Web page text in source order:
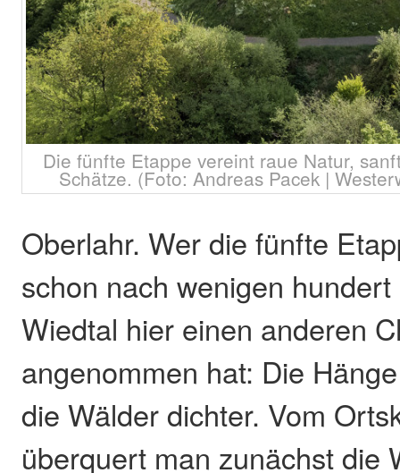
Die fünfte Etappe vereint raue Natur,
Schätze. (Foto: Andreas Pacek |
Oberlahr. Wer die fünfte
schon nach wenigen
Wiedtal hier einen anderen
angenommen hat: Die
die Wälder dichter. Vom
überquert man zunächst die